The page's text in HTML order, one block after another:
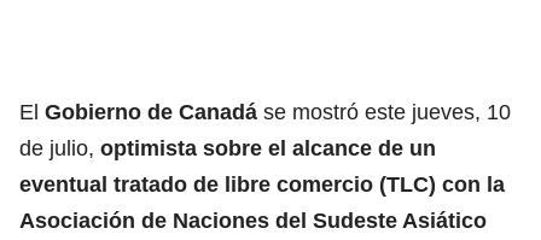
El Gobierno de Canadá se mostró este jueves, 10
de julio, optimista sobre el alcance de un
eventual tratado de libre comercio (TLC) con la
Asociación de Naciones del Sudeste Asiático